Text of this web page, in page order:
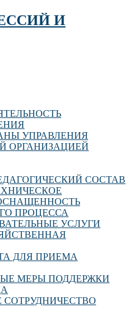
И
УПРАВЛЕНИЯ
ОРГАНИЗАЦИЕЙ
СОСТАВ
ПРОЦЕССА
УСЛУГИ
ДЛЯ ПРИЕМА
МЕРЫ ПОДДЕРЖКИ